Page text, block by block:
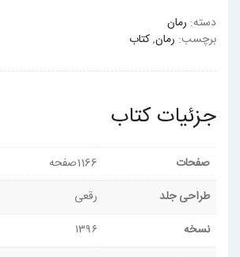
دسته: رمان
برچسب: رمان,کتاب
جزئیات کتاب
صفحات
1166صفحه
طراحی جلد
رقعی
نسخه
۱۳۹۶